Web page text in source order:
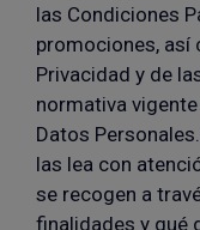
las Condiciones
promociones, así
Privacidad y de
normativa
Datos
las lea con
se recogen a
finalidades y qué